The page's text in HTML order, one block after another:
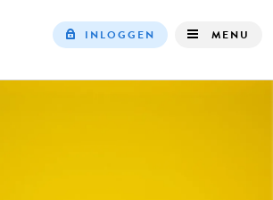
INLOGGEN MENU